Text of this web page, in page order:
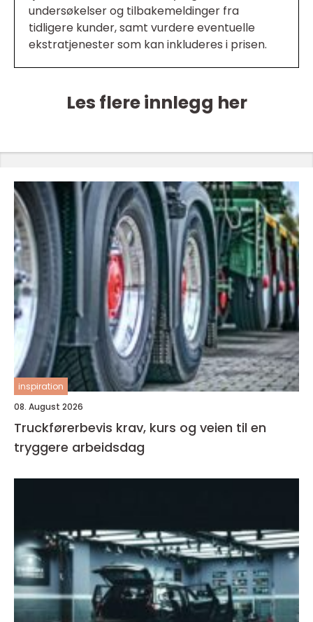
undersøkelser og tilbakemeldinger fra
tidligere kunder, samt vurdere eventuelle
ekstratjenester som kan inkluderes i prisen.
Les flere innlegg her
inspiration
08. August 2026
Truckførerbevis krav, kurs og veien til en
tryggere arbeidsdag